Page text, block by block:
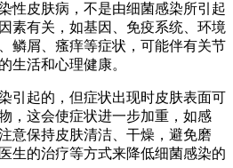
性皮肤病，不是由细菌感染所引起
素有关，如基因、免疫系统、环境
鳞屑、瘙痒等症状，可能伴有关节
生活和心理健康。
引起的，但症状出现时皮肤表面可
，这会使症状进一步加重，如感
意保持皮肤清洁、干燥，避免磨
生的治疗等方式来降低细菌感染的